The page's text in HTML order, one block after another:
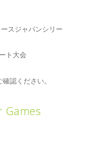
スジャパンシリー
ト大会
認ください。
Games